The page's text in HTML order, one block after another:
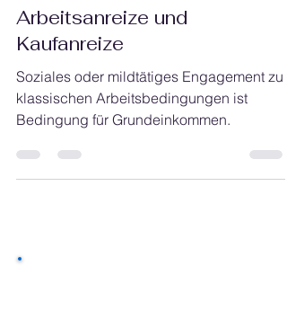
Dritter Sektor
Kaufanreize
Soziales oder mildtätiges Engagement zu
Bedingung für Grundeinkommen.